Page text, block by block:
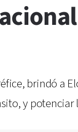
brindó a
y potenciar